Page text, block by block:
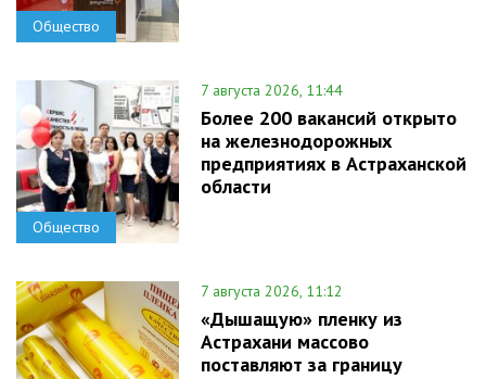
Общество
Общество
7 августа 2026, 11:44
Более 200 вакансий открыто
на железнодорожных
предприятиях в Астраханской
области
7 августа 2026, 11:12
«Дышащую» пленку из
Астрахани массово
поставляют за границу